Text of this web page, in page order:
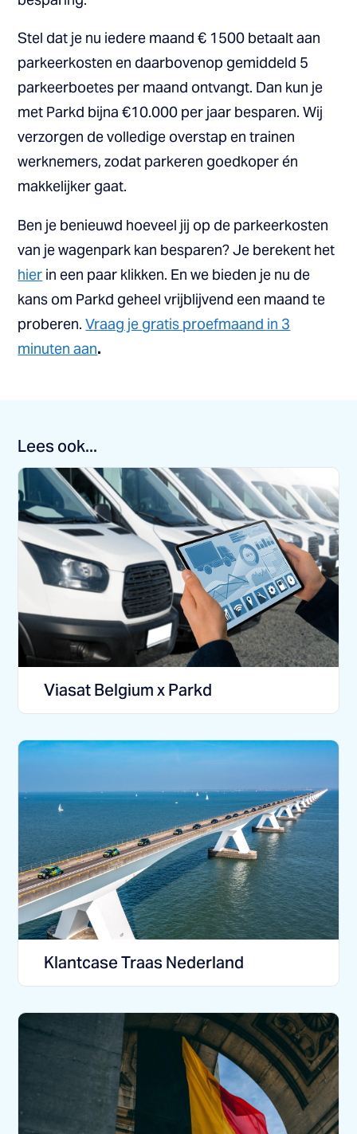
Stel dat je nu iedere maand € 1500 betaalt aan
parkeerkosten en daarbovenop gemiddeld 5
parkeerboetes per maand ontvangt. Dan kun je
met Parkd bijna €10.000 per jaar besparen. Wij
verzorgen de volledige overstap en trainen
werknemers, zodat parkeren goedkoper én
makkelijker gaat.
Ben je benieuwd hoeveel jij op de parkeerkosten
van je wagenpark kan besparen? Je berekent het
hier in een paar klikken. En we bieden je nu de
kans om Parkd geheel vrijblijvend een maand te
proberen.Vraag je gratis proefmaand in 3
minuten aan.
Lees ook...
Viasat Belgium x Parkd
Klantcase Traas Nederland